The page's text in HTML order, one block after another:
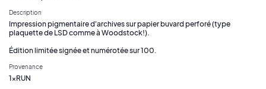
Description
Impression pigmentaire d'archives sur papier buvard perforé (type
plaquette de LSD comme à Woodstock!).
Édition limitée signée et numérotée sur 100.
Provenance
1xRUN